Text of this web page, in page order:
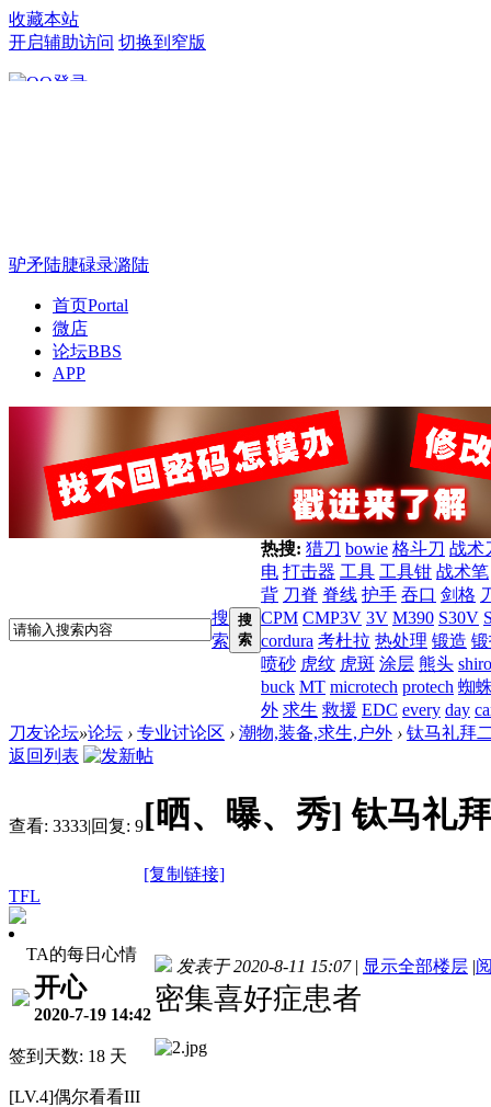
收藏本站
开启辅助访问 切换到窄版
驴矛陆脻碌录潞陆
首页Portal
微店
论坛BBS
APP
搜
索
搜
索
热搜: 猎刀 bowie 格斗刀 战术
电 打击器 工具 工具钳 战术笔
背 刀脊 脊线 护手 吞口 剑格
CPM CMP3V 3V M390 S30V
cordura 考杜拉 热处理 锻造
喷砂 虎纹 虎斑 涂层 熊头
buck MT microtech protech 蜘
外 求生 救援 EDC every day
刀友论坛»论坛 › 专业讨论区 › 潮物,装备,求生,户外 › 钛马礼拜
返回列表
查看: 3333|回复: 9[晒、曝、秀]钛马礼
[复制链接]
TFL
TA的每日心情
开心
2020-7-19 14:42
签到天数: 18 天
[LV.4]偶尔看看III
发表于 2020-8-11 15:07 | 显示全部楼层 |
密集喜好症患者